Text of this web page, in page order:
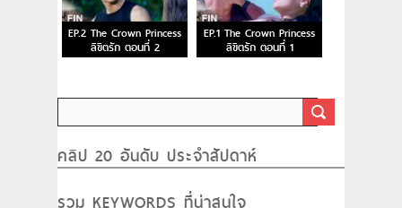
EP.2 The Crown Princess
ลิขิตรัก ตอนที่ 2
EP.1 The Crown Princess
ลิขิตรัก ตอนที่ 1
คลิป 20 อันดับ ประจำสัปดาห์
รวม KEYWORDS ที่น่าสนใจ